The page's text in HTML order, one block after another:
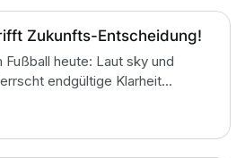
heute 3. Liga heute WM
Zukunfts-Entscheidung!
heute: Laut sky und
endgültige Klarheit...